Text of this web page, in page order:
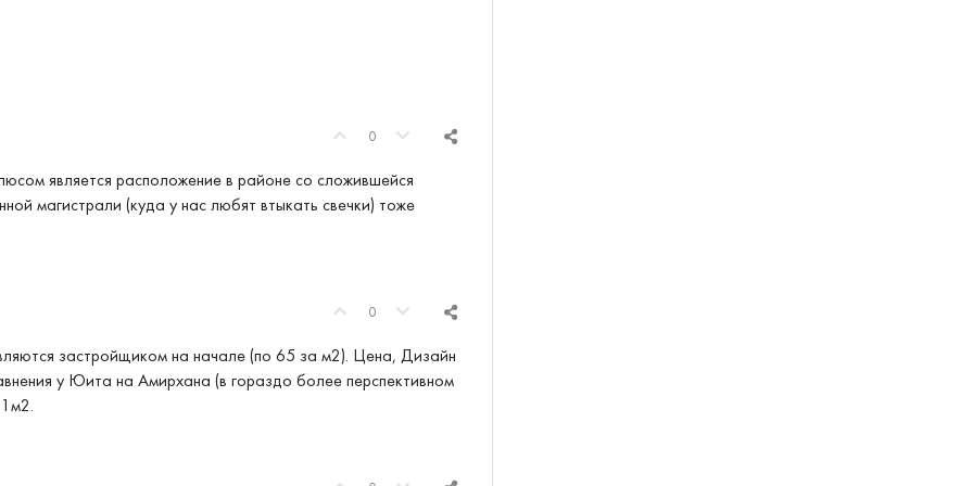
0
является расположение в районе со сложившейся
магистрали (куда у нас любят втыкать свечки) тоже
0
застройщиком на начале (по 65 за м2). Цена, Дизайн
у Юита на Амирхана (в гораздо более перспективном